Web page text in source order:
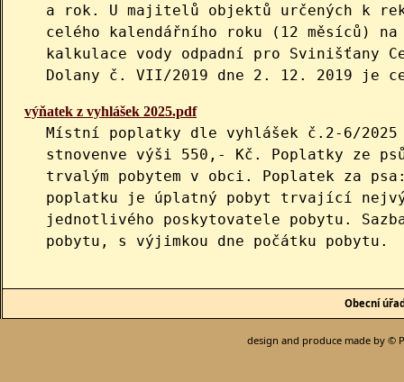
a rok. U majitelů objektů určených k
celého kalendářního roku (12 měsíců)
kalkulace vody odpadní pro Svinišťany
Dolany č. VII/2019 dne 2. 12. 2019 je
výňatek z vyhlášek 2025.pdf
Místní poplatky dle vyhlášek č.2-6/2025
stnovenve výši 550,- Kč. Poplatky ze
trvalým pobytem v obci. Poplatek za
poplatku je úplatný pobyt trvající
jednotlivého poskytovatele pobytu.
pobytu, s výjimkou dne počátku pobytu.
Obecní
design and produce made by ©